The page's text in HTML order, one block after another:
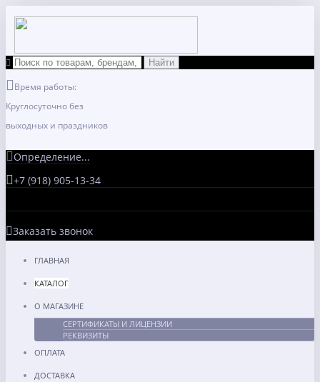
Время работы:
Круглосуточно без
выходных и праздников
Определение...
+7 (918) 905-13-34
Заказать звонок
ГЛАВНАЯ
КАТАЛОГ
О МАГАЗИНЕ
СЕРТИФИКАТЫ И ЛИЦЕНЗИИ
РЕКВИЗИТЫ
ОПЛАТА
ДОСТАВКА